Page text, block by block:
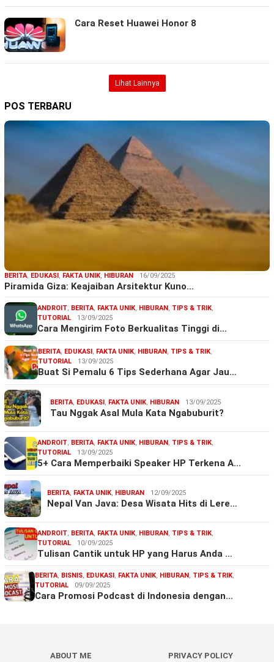
Cara Reset Huawei Honor 8
Lihat Lainnya
POS TERBARU
BERITA, EDUKASI, FAKTA UNIK, HIBURAN 16/09/2025
Piramida Giza: Keajaiban Arsitektur Kuno…
ANDROIT, BERITA, FAKTA UNIK, HIBURAN, TIPS & TRIK,
TUTORIAL
13/09/2025
Cara Mengirim Foto Berkualitas Tinggi di…
BERITA, EDUKASI, FAKTA UNIK, HIBURAN, TIPS & TRIK,
TUTORIAL
13/09/2025
Buat Si Pemalu 6 Tips Sederhana Agar Jau…
BERITA, EDUKASI, FAKTA UNIK, HIBURAN 13/09/2025
Tau Nggak Asal Mula Kata Ngabuburit?
ANDROIT, BERITA, FAKTA UNIK, HIBURAN, TIPS & TRIK,
TUTORIAL
13/09/2025
5+ Cara Memperbaiki Speaker HP Terkena A…
BERITA, FAKTA UNIK, HIBURAN 12/09/2025
Nepal Van Java: Desa Wisata Hits di Lere…
ANDROIT, BERITA, FAKTA UNIK, HIBURAN, TIPS & TRIK,
TUTORIAL
10/09/2025
Tulisan Cantik untuk HP yang Harus Anda …
BERITA, BISNIS, EDUKASI, FAKTA UNIK, HIBURAN, TIPS & TRIK,
TUTORIAL
09/09/2025
Cara Promosi Podcast di Indonesia dengan…
ABOUT ME PRIVACY POLICY